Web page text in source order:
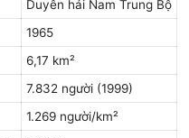
Duyên hải Nam Trung Bộ
1965
6,17 km²
7.832 người (1999)
1.269 người/km²